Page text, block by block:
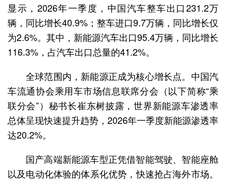
显示，2026年一季度，中国汽车整车出口231.2万
辆，同比增长40.9%；整车进口9.7万辆，同比增长仅
为2.6%。其中，新能源汽车出口95.4万辆，同比增长
116.3%，占汽车出口总量的41.2%。
全球范围内，新能源正成为核心增长点。中国汽
车流通协会乘用车市场信息联席分会（以下简称“乘
联分会”）秘书长崔东树披露，世界新能源车渗透率
总体呈现快速提升趋势，2026年一季度新能源渗透率
达20.2%。
国产高端新能源车型正凭借智能驾驶、智能座舱
以及电动化体验的体系化优势，快速抢占海外市场。